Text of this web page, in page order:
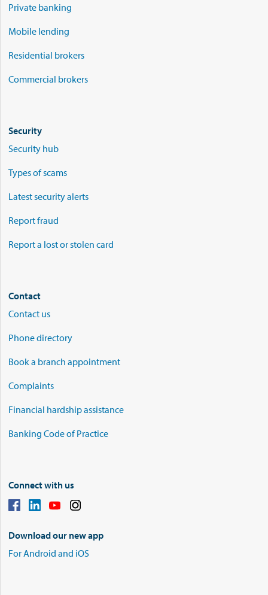
Private banking
Mobile lending
Residential brokers
Commercial brokers
Security
Security hub
Types of scams
Latest security alerts
Report fraud
Report a lost or stolen card
Contact
Contact us
Phone directory
Book a branch appointment
Complaints
Financial hardship assistance
Banking Code of Practice
Connect with us
Download our new app
For Android and iOS